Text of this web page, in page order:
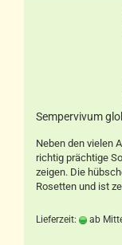
Sempervivum
Neben den vielen
richtig prächtige
zeigen. Die
Rosetten und ist
Lieferzeit: ab